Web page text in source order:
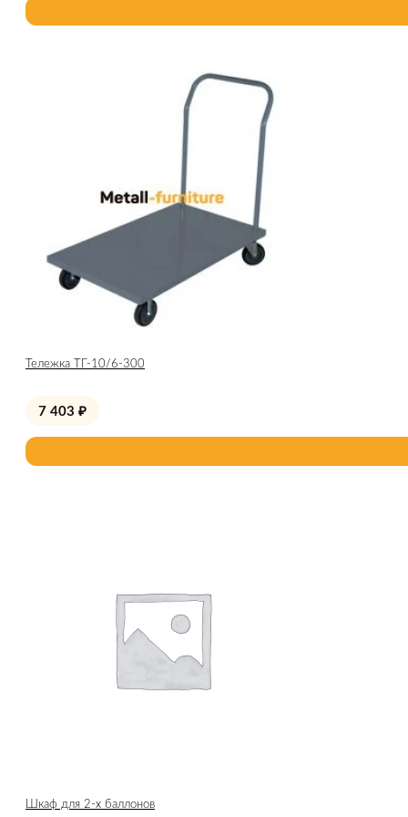
Тележка ТГ-10/6-300
7 403 ₽
Шкаф для 2-х баллонов